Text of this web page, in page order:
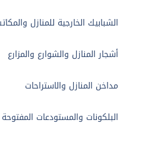
الشبابيك الخارجية للمنازل
أشجار المنازل والشوارع والمزارع
مداخن المنازل والاستراحات
البلكونات والمستودعات المفتوحة